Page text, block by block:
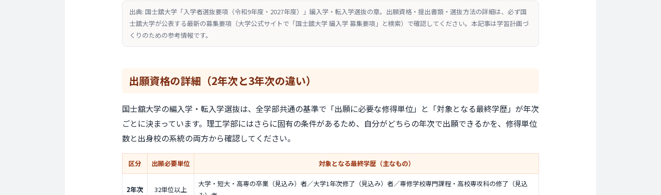
出典: 国士舘大学「入学者選抜要項（令和9年度・2027年度）」編入学・転入学選抜の章。出願資格・提出書類・選抜方法の詳細は、必ず国
士舘大学が公表する最新の募集要項（大学公式サイトで「国士舘大学 編入学 募集要項」と検索）で確認してください。本記事は学習計画づ
くりのための参考情報です。
出願資格の詳細 （2年次と3年次の違い）
国士舘大学の編入学・転入学選抜は、全学部共通の基準で「出願に必要な修得単位」と「対象となる最終学歴」が年次
ごとに決まっています。理工学部にはさらに固有の条件があるため、自分がどちらの年次で出願できるかを、修得単位
数と出身校の系統の両方から確認してください。
区分 出願必要単位 対象となる最終学歴（主なもの）
2年次 32単位以上
大学・短大・高専の卒業（見込み）者／大学1年次修了（見込み）者／専修学校専門課程・高校専攻科の修了（見込